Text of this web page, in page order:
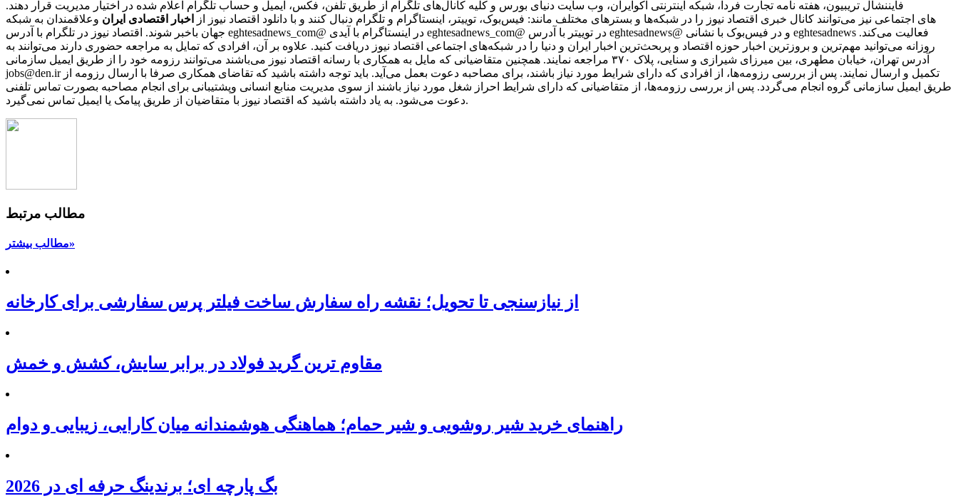
فایننشال تریبیون، هفته نامه تجارت فردا، شبکه اینترنتی اکوایران، وب سایت دنیای بورس و کلیه کانال‌های تلگرام از طریق تلفن، فکس، ایمیل و حساب تلگرام اعلام شده در اختیار مدیریت قرار دهند.
علاقمندان به شبکه‎‌های اجتماعی نیز می‌توانند کانال خبری اقتصاد نیوز را در شبکه‌ها و بسترهای مختلف مانند: فیس‌بوک، توییتر، اینستاگرام و تلگرام دنبال کنند و با دانلود اقتصاد نیوز از
اخبار اقتصادی ایران و
جهان باخبر شوند. اقتصاد نیوز در تلگرام با آدرس eghtesadnews_com@ در اینستاگرام با آیدی eghtesadnews_com@ در توییتر با آدرس eghtesadnews@ و در فیس‌بوک با نشانی eghtesadnews فعالیت می‌کند.
روزانه می‌توانید مهم‌ترین و بروزترین اخبار حوزه اقتصاد و پربحث‌ترین اخبار ایران و دنیا را در شبکه‌های اجتماعی اقتصاد نیوز دریافت کنید. علاوه بر آن، افرادی که تمایل به مراجعه حضوری دارند می‌توانند به
آدرس تهران، خیابان مطهری، بین میرزای شیرازی و سنایی، پلاک ۳۷۰ مراجعه نمایند. همچنین متقاضیانی که مایل به همکاری با رسانه‌ اقتصاد نیوز می‌باشند می‌توانند رزومه خود را از طریق ایمیل سازمانی
jobs@den.ir تکمیل و ارسال نمایند. پس از بررسی رزومه‌ها، از افرادی که دارای شرایط مورد نیاز باشند، برای مصاحبه دعوت بعمل می‌آید. باید توجه داشته باشید که تقاضای همکاری صرفا با ارسال رزومه از
طریق ایمیل سازمانی گروه انجام می‌گردد. پس از بررسی رزومه‌ها، از متقاضیانی که دارای شرایط احراز شغل مورد نیاز باشند از سوی مدیریت منابع انسانی وپشتیبانی برای انجام مصاحبه بصورت تماس تلفنی
دعوت می‌شود. به یاد داشته باشید که اقتصاد نیوز با متقاضیان از طریق پیامک یا ایمیل تماس نمی‌گیرد.
مطالب مرتبط
مطالب بیشتر»
از نیازسنجی تا تحویل؛ نقشه راه سفارش ساخت فیلتر پرس سفارشی برای کارخانه
مقاوم ترین گرید فولاد در برابر سایش، کشش و خمش
راهنمای خرید شیر روشویی و شیر حمام؛ هماهنگی هوشمندانه میان کارایی، زیبایی و دوام
بگ پارچه ای؛ برندینگ حرفه ای در 2026